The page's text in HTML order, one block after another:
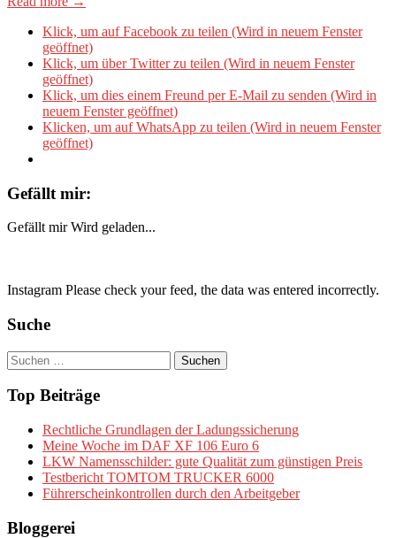
Klick, um auf Facebook zu teilen (Wird in neuem Fenster
geöffnet)
Klick, um über Twitter zu teilen (Wird in neuem Fenster
geöffnet)
Klick, um dies einem Freund per E-Mail zu senden (Wird in
neuem Fenster geöffnet)
Klicken, um auf WhatsApp zu teilen (Wird in neuem Fenster
geöffnet)
Gefällt mir:
Gefällt mir Wird geladen...
Instagram Please check your feed, the data was entered incorrectly.
Suche
Suchen
nach:
Top Beiträge
Rechtliche Grundlagen der Ladungssicherung
Meine Woche im DAF XF 106 Euro 6
LKW Namensschilder: gute Qualität zum günstigen Preis
Testbericht TOMTOM TRUCKER 6000
Führerscheinkontrollen durch den Arbeitgeber
Bloggerei